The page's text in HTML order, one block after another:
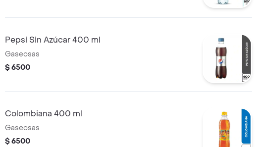
Pepsi Sin Azúcar 400 ml
Gaseosas
$ 6500
Colombiana 400 ml
Gaseosas
$ 6500